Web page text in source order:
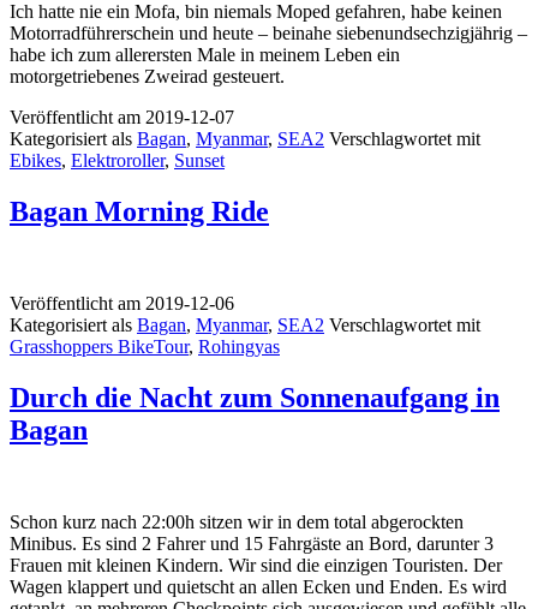
Ich hatte nie ein Mofa, bin niemals Moped gefahren, habe keinen
Motorradführerschein und heute – beinahe siebenundsechzigjährig –
habe ich zum allerersten Male in meinem Leben ein
motorgetriebenes Zweirad gesteuert.
Veröffentlicht am 2019-12-07
Kategorisiert als Bagan, Myanmar, SEA2 Verschlagwortet mit
Ebikes, Elektroroller, Sunset
Bagan Morning Ride
Veröffentlicht am 2019-12-06
Kategorisiert als Bagan, Myanmar, SEA2 Verschlagwortet mit
Grasshoppers BikeTour, Rohingyas
Durch die Nacht zum Sonnenaufgang in
Bagan
Schon kurz nach 22:00h sitzen wir in dem total abgerockten
Minibus. Es sind 2 Fahrer und 15 Fahrgäste an Bord, darunter 3
Frauen mit kleinen Kindern. Wir sind die einzigen Touristen. Der
Wagen klappert und quietscht an allen Ecken und Enden. Es wird